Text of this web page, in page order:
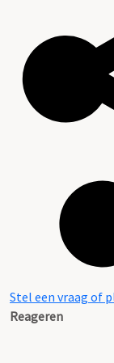
Stel een vraag of
Reageren